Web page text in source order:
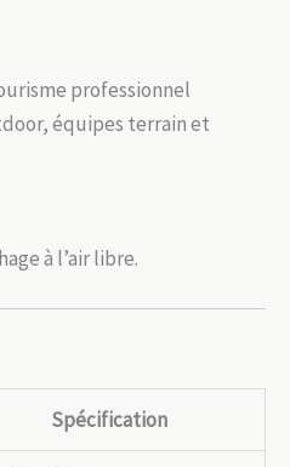
professionnel
équipes terrain et
à l’air libre.
Spécification